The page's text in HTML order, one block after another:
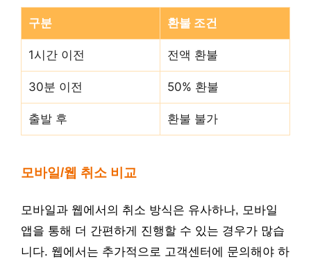
구분 환불 조건
1시간 이전 전액 환불
30분 이전 50% 환불
출발 후 환불 불가
모바일/웹 취소 비교
모바일과 웹에서의 취소 방식은 유사하나, 모바일
앱을 통해 더 간편하게 진행할 수 있는 경우가 많습
니다. 웹에서는 추가적으로 고객센터에 문의해야 하